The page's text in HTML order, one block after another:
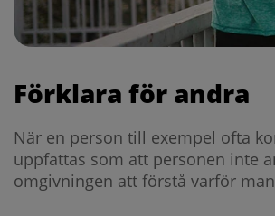
Förklara för andra
När en person till exempel ofta
uppfattas som att personen inte
omgivningen att förstå varför